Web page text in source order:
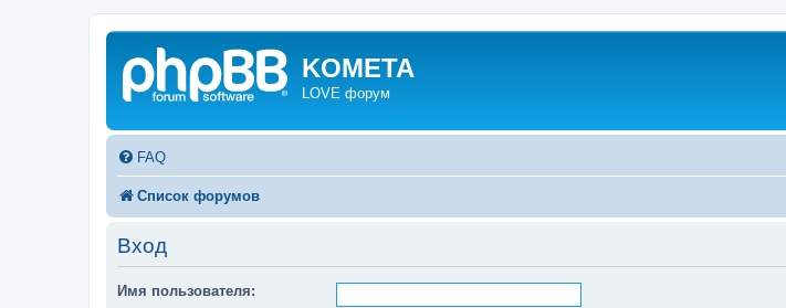
KOMETA
LOVE форум
FAQ
Список форумов
Вход
Имя пользователя: